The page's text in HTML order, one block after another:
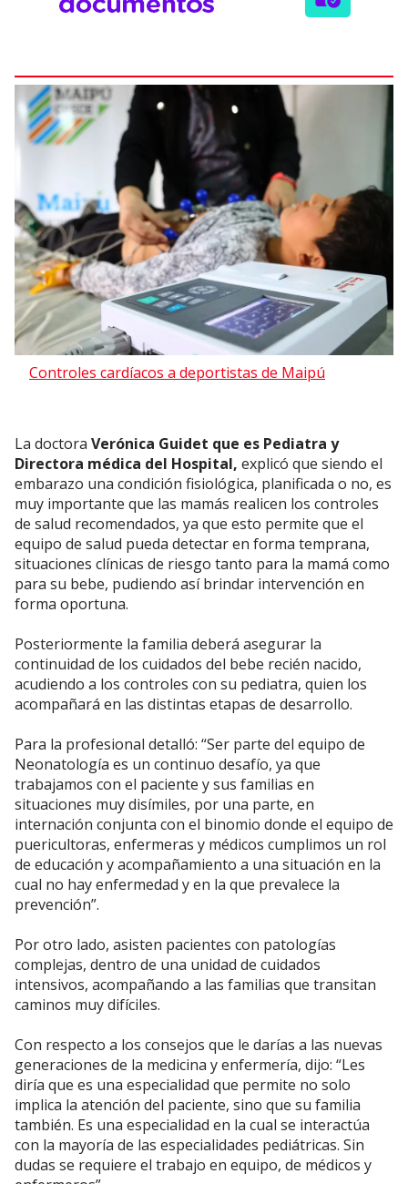
Controles cardíacos a deportistas de Maipú
La doctora Verónica Guidet que es Pediatra y
Directora médica del Hospital, explicó que siendo el
embarazo una condición fisiológica, planificada o no, es
muy importante que las mamás realicen los controles
de salud recomendados, ya que esto permite que el
equipo de salud pueda detectar en forma temprana,
situaciones clínicas de riesgo tanto para la mamá como
para su bebe, pudiendo así brindar intervención en
forma oportuna.
Posteriormente la familia deberá asegurar la
continuidad de los cuidados del bebe recién nacido,
acudiendo a los controles con su pediatra, quien los
acompañará en las distintas etapas de desarrollo.
Para la profesional detalló: “Ser parte del equipo de
Neonatología es un continuo desafío, ya que
trabajamos con el paciente y sus familias en
situaciones muy disímiles, por una parte, en
internación conjunta con el binomio donde el equipo de
puericultoras, enfermeras y médicos cumplimos un rol
de educación y acompañamiento a una situación en la
cual no hay enfermedad y en la que prevalece la
prevención”.
Por otro lado, asisten pacientes con patologías
complejas, dentro de una unidad de cuidados
intensivos, acompañando a las familias que transitan
caminos muy difíciles.
Con respecto a los consejos que le darías a las nuevas
generaciones de la medicina y enfermería, dijo: “Les
diría que es una especialidad que permite no solo
implica la atención del paciente, sino que su familia
también. Es una especialidad en la cual se interactúa
con la mayoría de las especialidades pediátricas. Sin
dudas se requiere el trabajo en equipo, de médicos y